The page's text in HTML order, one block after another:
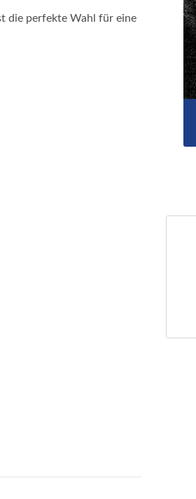
die perfekte Wahl für eine